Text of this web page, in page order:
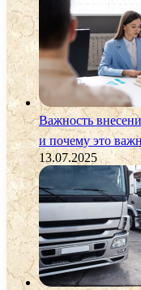
Важность
и почему это
13.07.2025